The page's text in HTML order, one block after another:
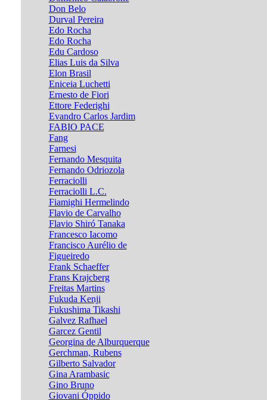
Don Belo
Durval Pereira
Edo Rocha
Edo Rocha
Edu Cardoso
Elias Luis da Silva
Elon Brasil
Eniceia Luchetti
Ernesto de Fiori
Ettore Federighi
Evandro Carlos Jardim
FABIO PACE
Fang
Farnesi
Fernando Mesquita
Fernando Odriozola
Ferraciolli
Ferraciolli L.C.
Fiamighi Hermelindo
Flavio de Carvalho
Flavio Shiró Tanaka
Francesco Iacomo
Francisco Aurélio de
Figueiredo
Frank Schaeffer
Frans Krajcberg
Freitas Martins
Fukuda Kenji
Fukushima Tikashi
Galvez Rafhael
Garcez Gentil
Georgina de Alburquerque
Gerchman, Rubens
Gilberto Salvador
Gina Arambasic
Gino Bruno
Giovani Óppido